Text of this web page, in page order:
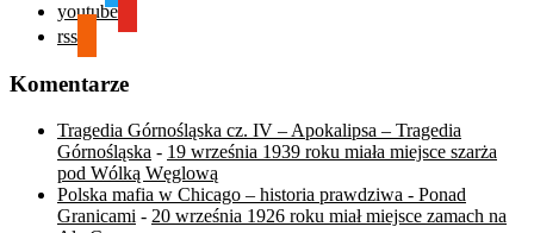
youtube
rss
Komentarze
Tragedia Górnośląska cz. IV – Apokalipsa – Tragedia
Górnośląska - 19 września 1939 roku miała miejsce szarża
pod Wólką Węglową
Polska mafia w Chicago – historia prawdziwa - Ponad
Granicami - 20 września 1926 roku miał miejsce zamach na